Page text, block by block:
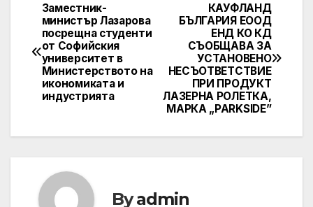
Post
navigation
КАУФЛАНД
БЪЛГАРИЯ ЕООД
ЕНД КО КД
СЪОБЩАВА ЗА
УСТАНОВЕНО
НЕСЪОТВЕТСТВИЕ
ПРИ ПРОДУКТ
ЛАЗЕРНА РОЛЕТКА,
МАРКА „PARKSIDE”
Заместник-
министър Лазарова
посрещна студенти
от Софийския
университет в
Министерството на
икономиката и
индустрията
Byadmin